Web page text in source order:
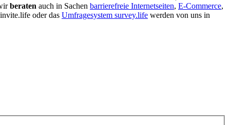
beraten auch in Sachen barrierefreie Internetseiten, E-Commerce,
oder das Umfragesystem survey.life werden von uns in